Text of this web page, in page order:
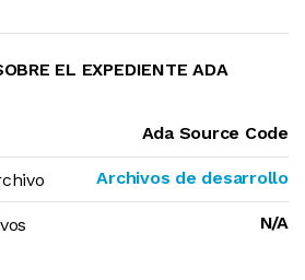
EL EXPEDIENTE ADA
Ada Source Code
Archivos de desarrollo
N/A